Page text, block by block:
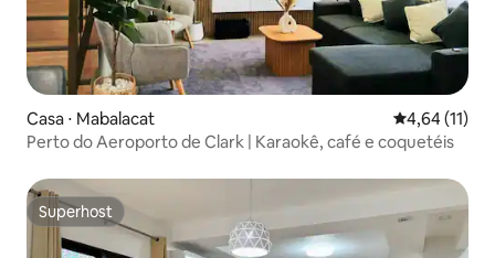
Casa ⋅ Mabalacat 4,64 de uma
4,64 (11)
Perto do Aeroporto de Clark | Karaokê, café e coquetéis
Superhost
Superhost